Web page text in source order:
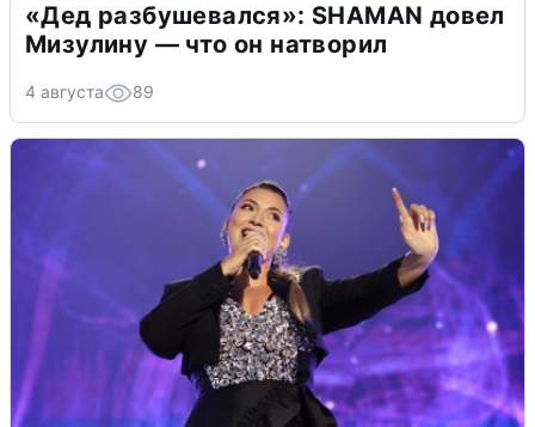
«Дед разбушевался»: SHAMAN довел
Мизулину — что он натворил
4 августа 89